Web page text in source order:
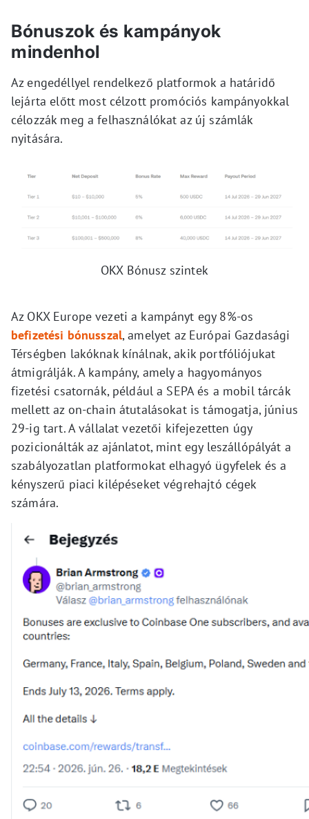
Bónuszok és kampányok
mindenhol
Az engedéllyel rendelkező platformok a határidő
lejárta előtt most célzott promóciós kampányokkal
célozzák meg a felhasználókat az új számlák
nyitására.
OKX Bónusz szintek
Az OKX Europe vezeti a kampányt egy 8%-os
befizetési bónusszal, amelyet az Európai Gazdasági
Térségben lakóknak kínálnak, akik portfóliójukat
átmigrálják. A kampány, amely a hagyományos
fizetési csatornák, például a SEPA és a mobil tárcák
mellett az on-chain átutalásokat is támogatja, június
29-ig tart. A vállalat vezetői kifejezetten úgy
pozicionálták az ajánlatot, mint egy leszállópályát a
szabályozatlan platformokat elhagyó ügyfelek és a
kényszerű piaci kilépéseket végrehajtó cégek
számára.